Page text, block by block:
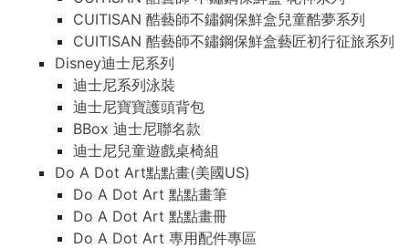
CUITISAN 酷藝師不鏽鋼保鮮盒兒童酷夢系列
CUITISAN 酷藝師不鏽鋼保鮮盒藝匠初行征旅系列
Disney迪士尼系列
迪士尼系列泳裝
迪士尼寶寶護頭背包
BBox 迪士尼聯名款
迪士尼兒童遊戲桌椅組
Do A Dot Art點點畫(美國US)
Do A Dot Art 點點畫筆
Do A Dot Art 點點畫冊
Do A Dot Art 專用配件專區